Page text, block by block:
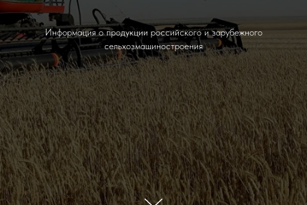
Информация о продукции российского и зарубежного
сельхозмашиностроения